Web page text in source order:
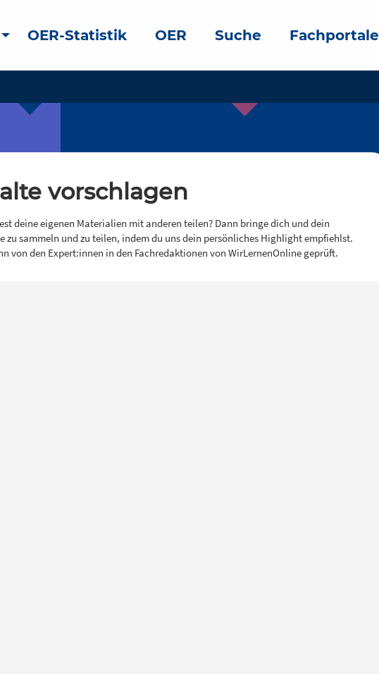
OER-Statistik OER Suche Fachportale
vorschlagen
deine eigenen Materialien mit anderen teilen? Dann bringe dich und dein
zu sammeln und zu teilen, indem du uns dein persönliches Highlight empfiehlst.
von den Expert:innen in den Fachredaktionen von WirLernenOnline geprüft.